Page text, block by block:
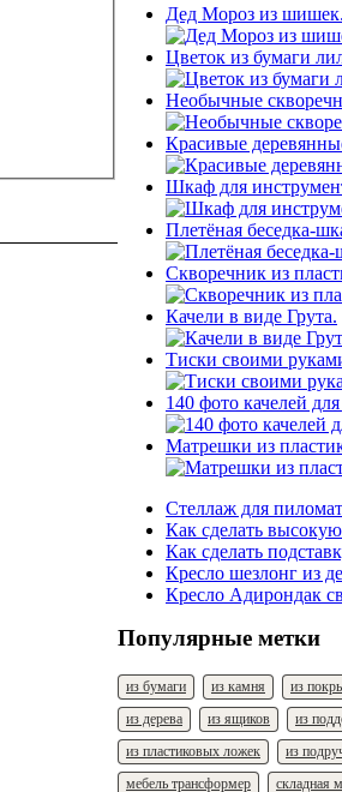
Дед Мороз из
Цветок из бумаги
Необычные
Красивые
Шкаф для
Плетёная беседка-
Скворечник из
Качели в виде Грута.
Тиски своими
140 фото качелей
Матрешки из
Стеллаж для
Как сделать
Как сделать
Кресло шезлонг из
Кресло Адирондак
Популярные метки
из бумаги из камня из
из дерева
из ящиков из
из пластиковых ложек
из
мебель трансформер
складная